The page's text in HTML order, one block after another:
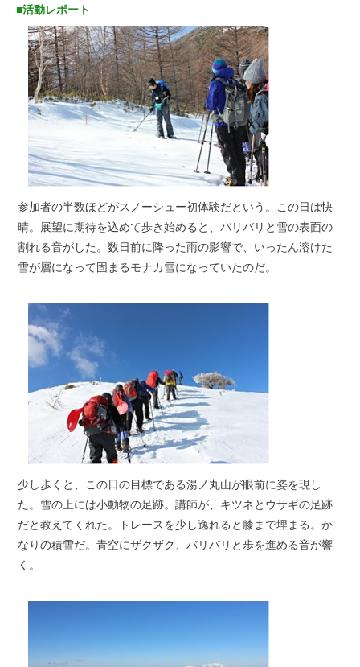
■活動レポート
参加者の半数ほどがスノーシュー初体験だという。この日は快
晴。展望に期待を込めて歩き始めると、バリバリと雪の表面の
割れる音がした。数日前に降った雨の影響で、いったん溶けた
雪が層になって固まるモナカ雪になっていたのだ。
少し歩くと、この日の目標である湯ノ丸山が眼前に姿を現し
た。雪の上には小動物の足跡。講師が、キツネとウサギの足跡
だと教えてくれた。トレースを少し逸れると膝まで埋まる。か
なりの積雪だ。青空にザクザク、バリバリと歩を進める音が響
く。